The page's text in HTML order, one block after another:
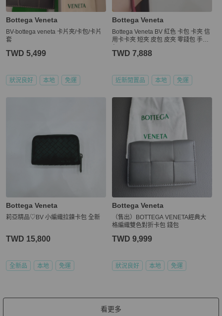
Bottega Veneta
BV-bottega veneta 卡片夾/卡包/卡片
套
TWD 5,499
狀況良好 本地 免運
Bottega Veneta
Bottega Veneta BV 紅色 卡包 卡夾 信
用卡卡夾 短夾 皮包 皮夾 零錢包 手拿
TWD 7,888
近新閒置品 本地 免運
Bottega Veneta
莉亞精品♡BV 小編織拉鍊卡包 全新
TWD 15,800
全新品 本地 免運
Bottega Veneta
（售出）BOTTEGA VENETA經典大
格編織雙色對折卡包 錢包
TWD 9,999
狀況良好 本地 免運
看更多